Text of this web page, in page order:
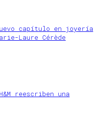
capítulo en joyería
Laure Cérède
reescriben una